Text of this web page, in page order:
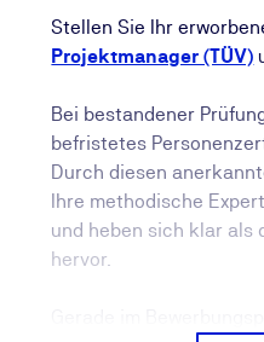
Stellen Sie Ihr
Projektmanager (TÜV)
Bei bestandener
befristetes
Durch diesen
Ihre methodische
und heben sich klar
hervor.